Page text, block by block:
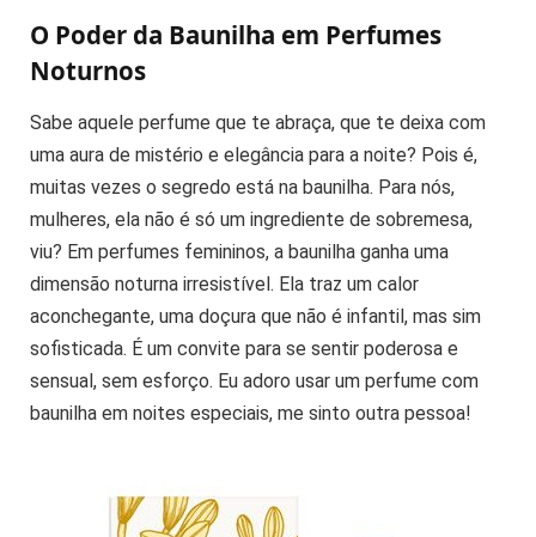
O Poder da Baunilha em Perfumes
Noturnos
Sabe aquele perfume que te abraça, que te deixa com
uma aura de mistério e elegância para a noite? Pois é,
muitas vezes o segredo está na baunilha. Para nós,
mulheres, ela não é só um ingrediente de sobremesa,
viu? Em perfumes femininos, a baunilha ganha uma
dimensão noturna irresistível. Ela traz um calor
aconchegante, uma doçura que não é infantil, mas sim
sofisticada. É um convite para se sentir poderosa e
sensual, sem esforço. Eu adoro usar um perfume com
baunilha em noites especiais, me sinto outra pessoa!